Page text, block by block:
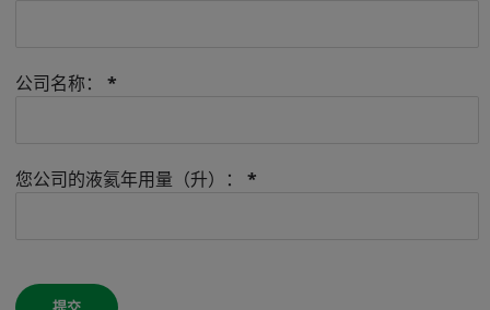
公司名称： *
您公司的液氦年用量（升）： *